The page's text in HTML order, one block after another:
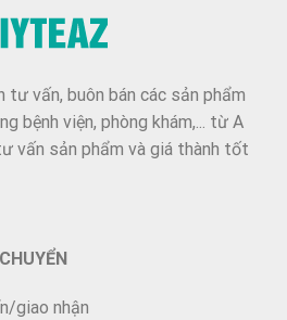
tư vấn, buôn bán các sản phẩm
bệnh viện, phòng khám,... từ A
vấn sản phẩm và giá thành tốt
giao nhận